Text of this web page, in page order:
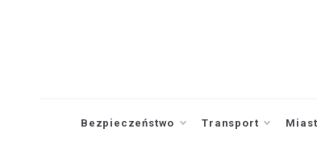
Bezpieczeństwo Transport